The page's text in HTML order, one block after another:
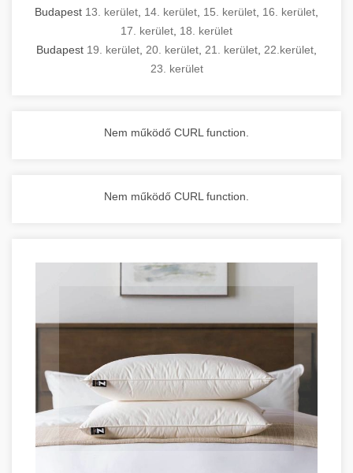
Budapest 13. kerület 14. kerület 15. kerület 16. kerület
17. kerület 18. kerület
Budapest 19. kerület 20. kerület 21. kerület 22.kerület
23. kerület
Nem működő CURL function.
Nem működő CURL function.